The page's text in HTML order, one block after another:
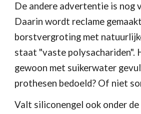
De andere advertentie is nog
Daarin wordt reclame
borstvergroting met
staat "vaste polysachariden".
gewoon met suikerwater
prothesen bedoeld? Of niet
Valt siliconengel ook onder